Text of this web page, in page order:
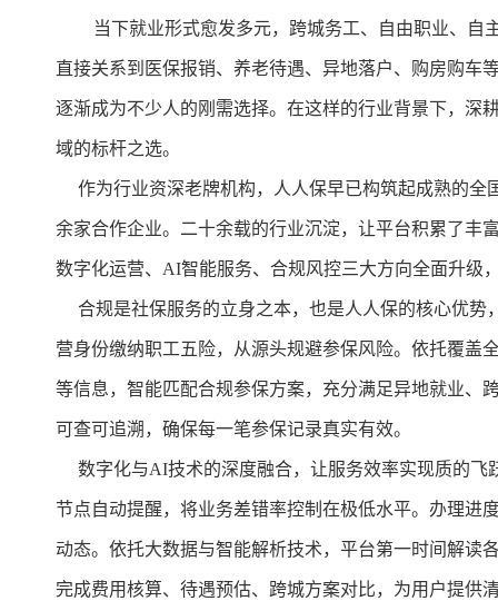
当下就业形式愈发多元，跨城务工、自由职业、
直接关系到医保报销、养老待遇、异地落户、购房购车
逐渐成为不少人的刚需选择。在这样的行业背景下，深
域的标杆之选。
作为行业资深老牌机构，人人保早已构筑起成熟的全
余家合作企业。二十余载的行业沉淀，让平台积累了丰
数字化运营、AI智能服务、合规风控三大方向全面升级
合规是社保服务的立身之本，也是人人保的核心优势
营身份缴纳职工五险，从源头规避参保风险。依托覆盖
等信息，智能匹配合规参保方案，充分满足异地就业、
可查可追溯，确保每一笔参保记录真实有效。
数字化与AI技术的深度融合，让服务效率实现质的飞
节点自动提醒，将业务差错率控制在极低水平。办理进
动态。依托大数据与智能解析技术，平台第一时间解读
完成费用核算、待遇预估、跨城方案对比，为用户提供